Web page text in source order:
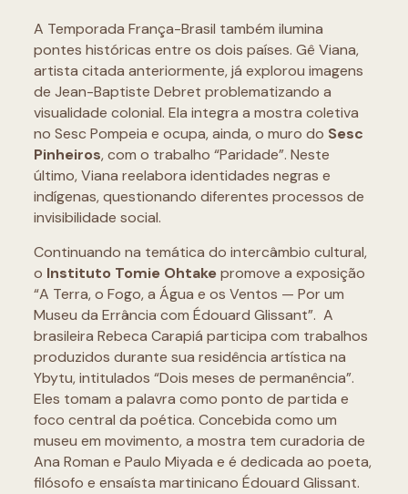
A Temporada França-Brasil também ilumina
pontes históricas entre os dois países. Gê Viana,
artista citada anteriormente, já explorou imagens
de Jean-Baptiste Debret problematizando a
visualidade colonial. Ela integra a mostra coletiva
no Sesc Pompeia e ocupa, ainda, o muro do Sesc
Pinheiros, com o trabalho “Paridade”. Neste
último, Viana reelabora identidades negras e
indígenas, questionando diferentes processos de
invisibilidade social.
Continuando na temática do intercâmbio cultural,
o Instituto Tomie Ohtakepromove a exposição
“A Terra, o Fogo, a Água e os Ventos — Por um
Museu da Errância com Édouard Glissant”. A
brasileira Rebeca Carapiá participa com trabalhos
produzidos durante sua residência artística na
Ybytu, intitulados “Dois meses de permanência”.
Eles tomam a palavra como ponto de partida e
foco central da poética. Concebida como um
museu em movimento, a mostra tem curadoria de
Ana Roman e Paulo Miyada e é dedicada ao poeta,
filósofo e ensaísta martinicano Édouard Glissant.